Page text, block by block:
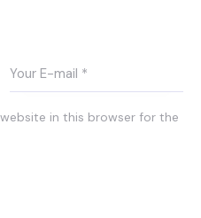
in this browser for the